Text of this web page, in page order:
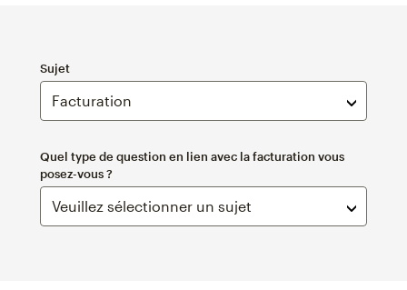
Sujet
Quel type de question en lien avec la facturation vous
posez-vous ?